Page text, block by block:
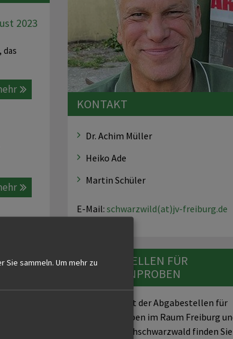
2023
das
KONTAKT
Dr. Achim Müller
Heiko Ade
Martin Schüler
E-Mail: schwarzwild(at)jv-freiburg.de
ABGABESTELLEN FÜR
TRICHINENPROBEN
Eine Übersicht der Abgabestellen für
Trichinenproben im Raum Freiburg
Breisgau-Hochschwarzwald finden Sie
Sie sammeln. Um mehr zu